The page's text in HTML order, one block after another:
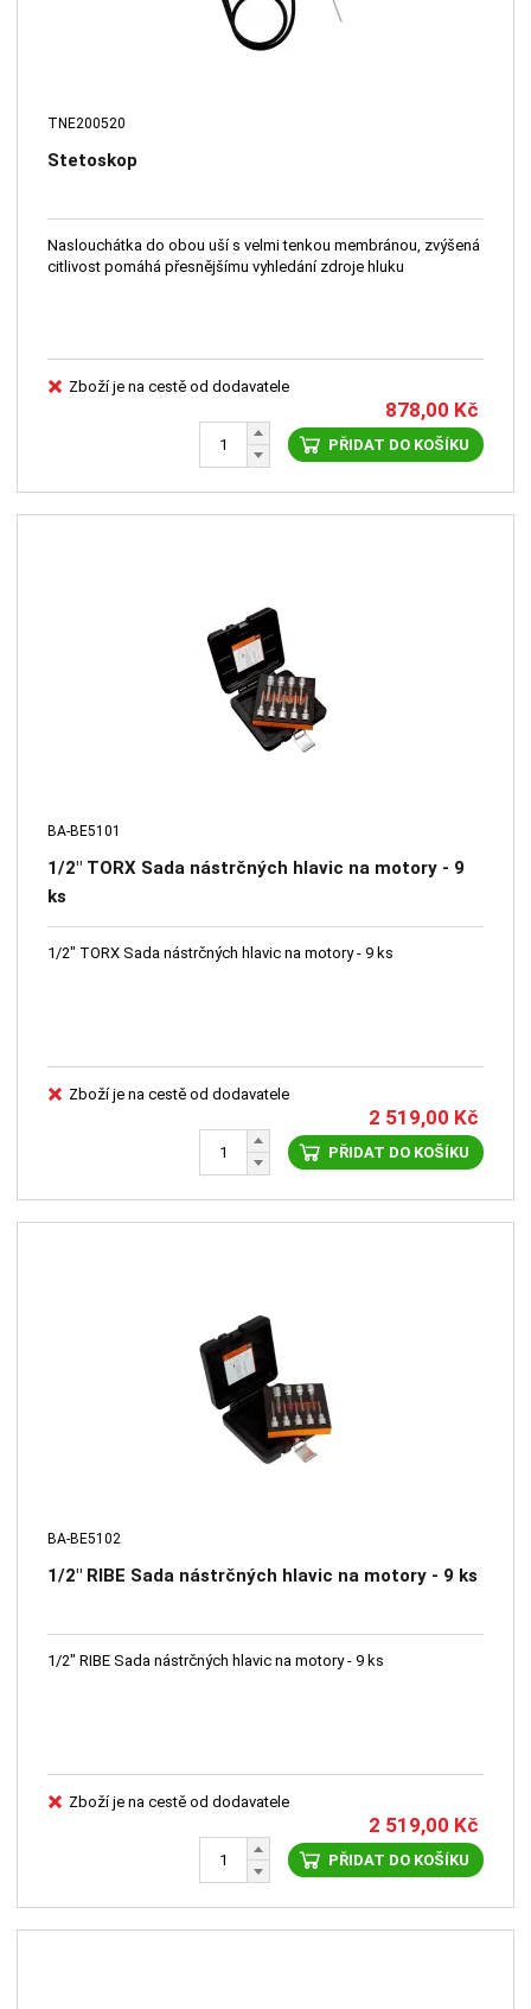
TNE200520
Stetoskop
Naslouchátka do obou uší s velmi tenkou membránou, zvýšená
citlivost pomáhá přesnějšímu vyhledání zdroje hluku
Zboží je na cestě od dodavatele
878,00 Kč
PŘIDAT DO KOŠÍKU
BA-BE5101
1/2" TORX Sada nástrčných hlavic na motory - 9
ks
1/2" TORX Sada nástrčných hlavic na motory - 9 ks
Zboží je na cestě od dodavatele
2 519,00 Kč
PŘIDAT DO KOŠÍKU
BA-BE5102
1/2" RIBE Sada nástrčných hlavic na motory - 9 ks
1/2" RIBE Sada nástrčných hlavic na motory - 9 ks
Zboží je na cestě od dodavatele
2 519,00 Kč
PŘIDAT DO KOŠÍKU